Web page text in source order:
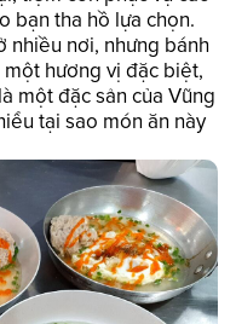
bạn tha hồ lựa chọn.
nhiều nơi, nhưng bánh
hương vị đặc biệt,
một đặc sản của Vũng
tại sao món ăn này